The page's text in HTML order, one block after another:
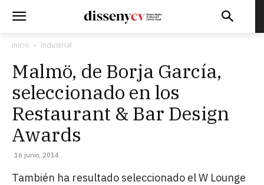
Inicio Industrial
Malmö, de Borja García,
seleccionado en los
Restaurant & Bar Design
Awards
16 junio, 2014
También ha resultado seleccionado el W Lounge